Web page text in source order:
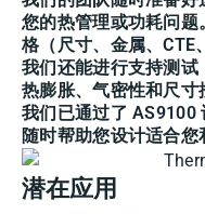
您的热管理或功耗问
格（尺寸、金属、CTE
我们还能进行支持测试
热膨胀、气密性和尺寸
我们已通过了 AS9100
随时帮助您设计适合您
潜在应用